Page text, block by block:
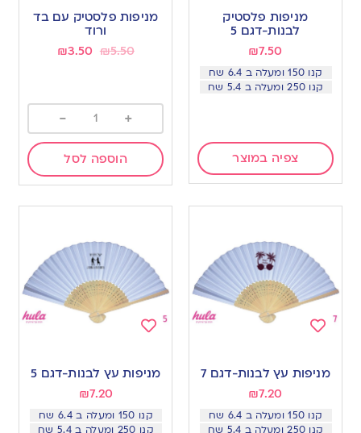
wishlist
מניפות פלסטיק
לבנות-דגם 5
₪7.50
קנו 150 ומעלה ב 6.4 שח
קנו 250 ומעלה ב 5.4 שח
צפיה במוצר
to
מניפות פלסטיק עם בד
ורוד
₪5.50
₪3.50
+
-
הוספה לסל
to
wishlist
מניפות עץ לבנות-דגם 7
₪7.20
קנו 150 ומעלה ב 6.4 שח
קנו 250 ומעלה ב 5.4 שח
to
wishlist
מניפות עץ לבנות-דגם 5
₪7.20
קנו 150 ומעלה ב 6.4 שח
קנו 250 ומעלה ב 5.4 שח